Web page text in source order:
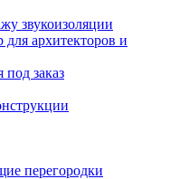
звукоизоляции
архитекторов и
под заказ
перегородки